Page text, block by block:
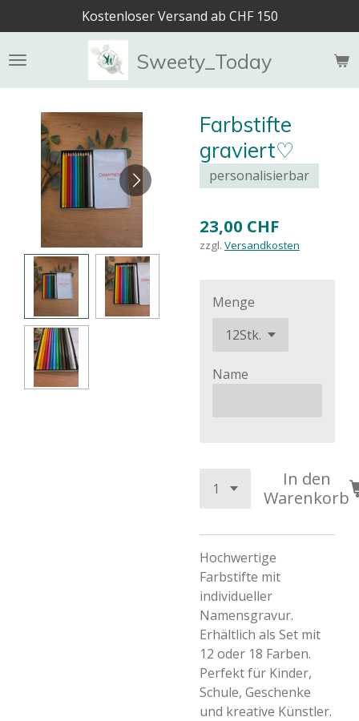
Hauptinhalt
springen
Sweety_Today
Kostenloser Versand ab CHF 150
Farbstifte
graviert♡
personalisierbar
23,00 CHF
zzgl. Versandkosten
Menge
Name
In den
Warenkorb
Hochwertige
Farbstifte mit
individueller
Namensgravur.
Erhältlich als Set mit
12 oder 18 Farben.
Perfekt für Kinder,
Schule, Geschenke
und kreative Künstler.